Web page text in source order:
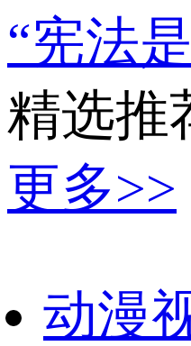
“宪法
精选推
更多>>
动漫